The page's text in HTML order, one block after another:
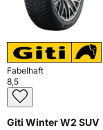
Fabelhaft
8,5
Giti Winter W2 SUV